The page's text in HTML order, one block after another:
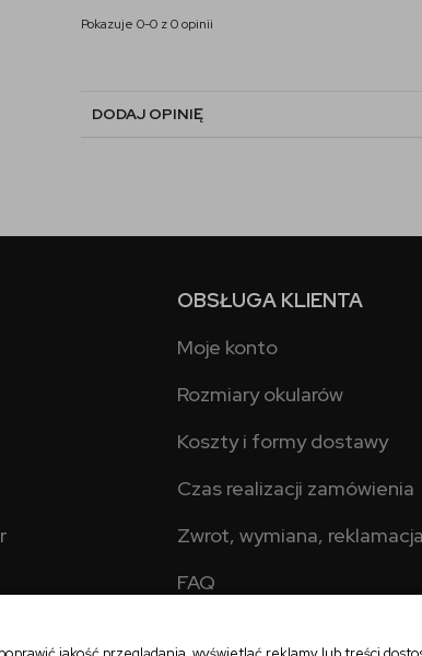
Pokazuje 0-0 z 0 opinii
DODAJ OPINIĘ
OBSŁUGA KLIENTA
Moje konto
Rozmiary okularów
Koszty i formy dostawy
Czas realizacji zamówienia
Zwrot, wymiana, reklamacja
FAQ